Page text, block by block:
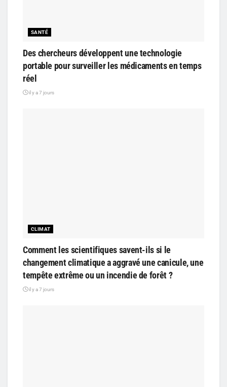
SANTÉ
Des chercheurs développent une technologie
portable pour surveiller les médicaments en temps
réel
il y a 7 jours
CLIMAT
Comment les scientifiques savent-ils si le
changement climatique a aggravé une canicule, une
tempête extrême ou un incendie de forêt ?
il y a 7 jours